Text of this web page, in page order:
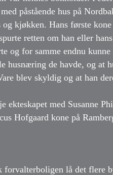
påstående hus på
kjøkken. Hans første
retten om han eller
og for samme endnu
husnæring de havde, og at
blev skyldig og at han
ekteskapet med Susanne
Hofgaard kone på
lå det flere